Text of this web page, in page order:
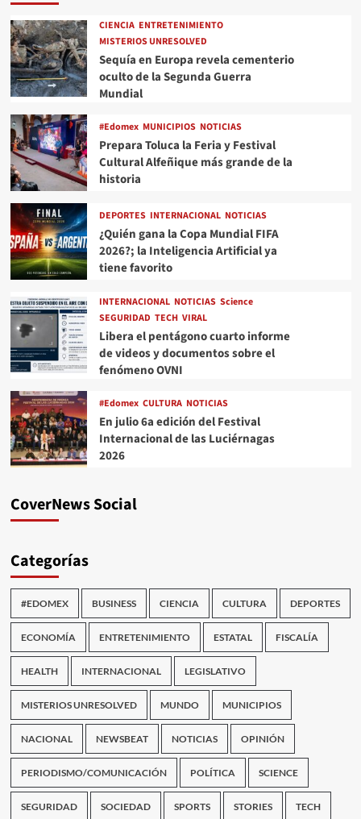
CIENCIA ENTRETENIMIENTO
MISTERIOS UNRESOLVED
Sequía en Europa revela cementerio
oculto de la Segunda Guerra
Mundial
#Edomex MUNICIPIOS NOTICIAS
Prepara Toluca la Feria y Festival
Cultural Alfeñique más grande de la
historia
DEPORTES INTERNACIONAL NOTICIAS
¿Quién gana la Copa Mundial FIFA
2026?; la Inteligencia Artificial ya
tiene favorito
INTERNACIONAL NOTICIAS Science
SEGURIDAD TECH VIRAL
Libera el pentágono cuarto informe
de videos y documentos sobre el
fenómeno OVNI
#Edomex CULTURA NOTICIAS
En julio 6a edición del Festival
Internacional de las Luciérnagas
2026
CoverNews Social
Categorías
#EDOMEX BUSINESS CIENCIA CULTURA DEPORTES
ECONOMÍA ENTRETENIMIENTO ESTATAL FISCALÍA
HEALTH INTERNACIONAL LEGISLATIVO
MISTERIOS UNRESOLVED MUNDO MUNICIPIOS
NACIONAL NEWSBEAT NOTICIAS OPINIÓN
PERIODISMO/COMUNICACIÓN POLÍTICA SCIENCE
SEGURIDAD SOCIEDAD SPORTS STORIES TECH